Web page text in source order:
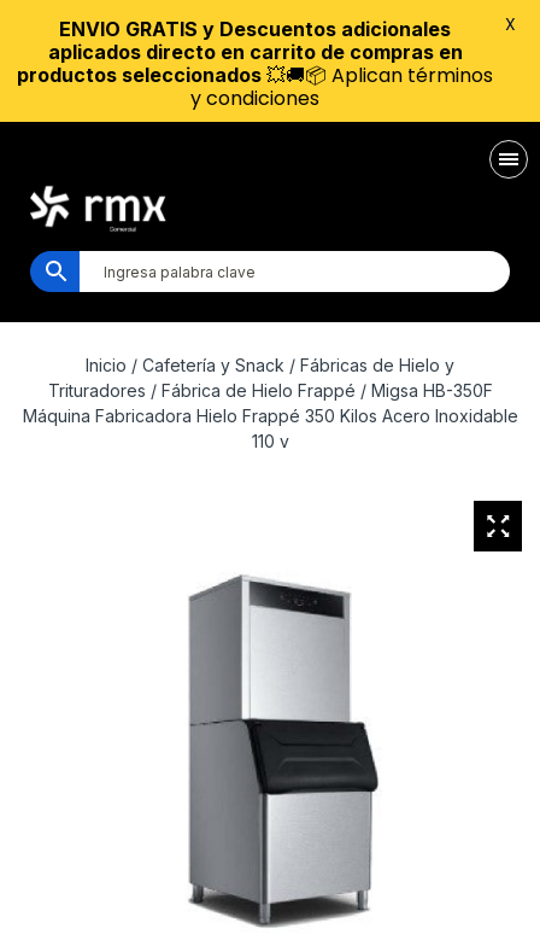
Inicio / Cafetería y Snack / Fábricas de Hielo y
Trituradores / Fábrica de Hielo Frappé / Migsa HB-350F
Máquina Fabricadora Hielo Frappé 350 Kilos Acero Inoxidable
110 v
ENVIO GRATIS y Descuentos adicionales
aplicados directo en carrito de compras en
productos seleccionados 💥🚚📦 Aplican términos
y condiciones
X